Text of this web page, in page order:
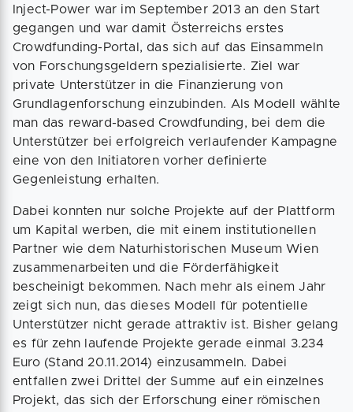
Inject-Power war im September 2013 an den Start
gegangen und war damit Österreichs erstes
Crowdfunding-Portal, das sich auf das Einsammeln
von Forschungsgeldern spezialisierte. Ziel war
private Unterstützer in die Finanzierung von
Grundlagenforschung einzubinden. Als Modell wählte
man das reward-based Crowdfunding, bei dem die
Unterstützer bei erfolgreich verlaufender Kampagne
eine von den Initiatoren vorher definierte
Gegenleistung erhalten.
Dabei konnten nur solche Projekte auf der Plattform
um Kapital werben, die mit einem institutionellen
Partner wie dem Naturhistorischen Museum Wien
zusammenarbeiten und die Förderfähigkeit
bescheinigt bekommen. Nach mehr als einem Jahr
zeigt sich nun, das dieses Modell für potentielle
Unterstützer nicht gerade attraktiv ist. Bisher gelang
es für zehn laufende Projekte gerade einmal 3.234
Euro (Stand 20.11.2014) einzusammeln. Dabei
entfallen zwei Drittel der Summe auf ein einzelnes
Projekt, das sich der Erforschung einer römischen